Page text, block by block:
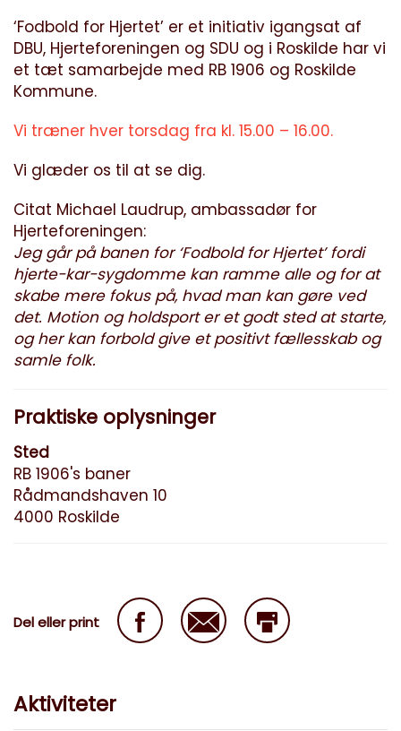
‘Fodbold for Hjertet’ er et initiativ igangsat af
DBU, Hjerteforeningen og SDU og i Roskilde har vi
et tæt samarbejde med RB 1906 og Roskilde
Kommune.
Vi træner hver torsdag fra kl. 15.00 – 16.00.
Vi glæder os til at se dig.
Citat Michael Laudrup, ambassadør for
Hjerteforeningen:
Jeg går på banen for ‘Fodbold for Hjertet’ fordi
hjerte-kar-sygdomme kan ramme alle og for at
skabe mere fokus på, hvad man kan gøre ved
det. Motion og holdsport er et godt sted at starte,
og her kan forbold give et positivt fællesskab og
samle folk.
Praktiske oplysninger
Sted
RB 1906's baner
Rådmandshaven 10
4000 Roskilde
Del eller print
Aktiviteter